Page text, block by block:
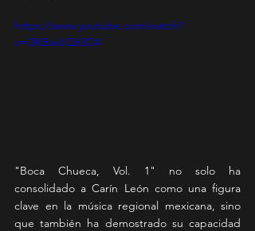
https://www.youtube.com/watch?
v=i3KBwUQ63O4
"Boca Chueca, Vol. 1" no solo ha
consolidado a Carín León como una figura
clave en la música regional mexicana, sino
que también ha demostrado su capacidad